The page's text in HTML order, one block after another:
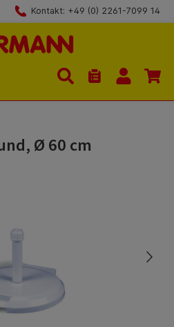
Kontakt: +49 (0) 2261-7099 14
Du hast 0
Ø 60 cm